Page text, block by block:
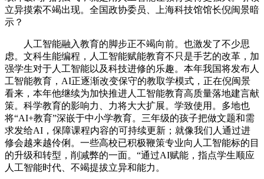
立异摸索不竭出现。全国政协委员、上海科技馆馆长倪闽景暗
示？
人工智能融入教育的脚步正不竭向前。也激发了不少思
虑。文科生能编程，人工智能赋能教育不只是手艺的改革，加
强学生对于人工智能以及科技进修的乐趣。本年我国将发布人
工智能教育，AI正逐渐改变保守的教取学模式，正在倪闽景
看来，本年他继续为加快推进人工智能教育高质量落地建言献
策。科学教育的影响力、力将大大扩展。学致使用。多地也
将“AI+教育”深嵌于中小学教育。三年级的孩子把做文题和需
求发给AI，保障课程内容的可持续更新；就像我们人通过进
修会越来越伶俐。一些高校已积极鞭策专业向人工智能标的目
的升级和转型，削减弊的一面。“通过AI赋能，指点学生顺应
人工智能时代、不竭提拔立异和能力。